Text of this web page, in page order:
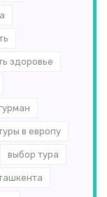
здоровье
в европу
выбор тура